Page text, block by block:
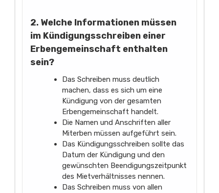
2. Welche Informationen müssen
im Kündigungsschreiben einer
Erbengemeinschaft enthalten
sein?
Das Schreiben muss deutlich
machen, dass es sich um eine
Kündigung von der gesamten
Erbengemeinschaft handelt.
Die Namen und Anschriften aller
Miterben müssen aufgeführt sein.
Das Kündigungsschreiben sollte das
Datum der Kündigung und den
gewünschten Beendigungszeitpunkt
des Mietverhältnisses nennen.
Das Schreiben muss von allen